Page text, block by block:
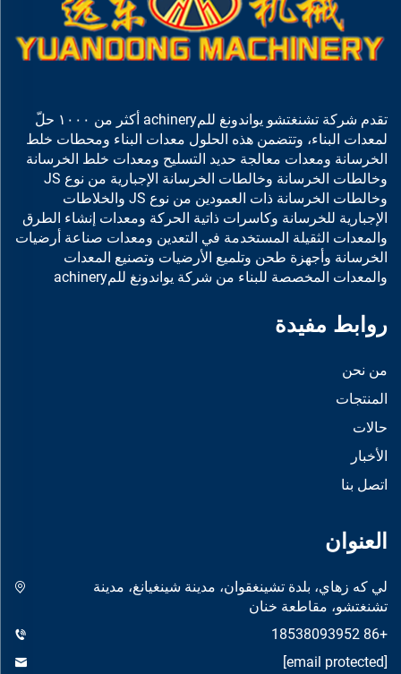
تقدم شركة تشنغتشو يواندونغ للمachinery أكثر من ١٠٠٠ حلّ
لمعدات البناء، وتتضمن هذه الحلول معدات البناء ومحطات خلط
الخرسانة ومعدات معالجة حديد التسليح ومعدات خلط الخرسانة
وخالطات الخرسانة وخالطات الخرسانة الإجبارية من نوع JS
وخالطات الخرسانة ذات العمودين من نوع JS والخلاطات
الإجبارية للخرسانة وكاسرات ذاتية الحركة ومعدات إنشاء الطرق
والمعدات الثقيلة المستخدمة في التعدين ومعدات صناعة أرضيات
الخرسانة وأجهزة طحن وتلميع الأرضيات وتصنيع المعدات
والمعدات المخصصة للبناء من شركة يواندونغ للمachinery
روابط مفيدة
من نحن
المنتجات
حالات
الأخبار
اتصل بنا
العنوان
لي كه زهاي، بلدة تشينغقوان، مدينة شينغيانغ، مدينة
تشنغتشو، مقاطعة خنان
+86 18538093952
[email protected]